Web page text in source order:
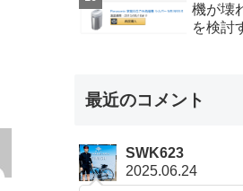
機が壊
を検討
最近のコメント
SWK623
2025.06.24